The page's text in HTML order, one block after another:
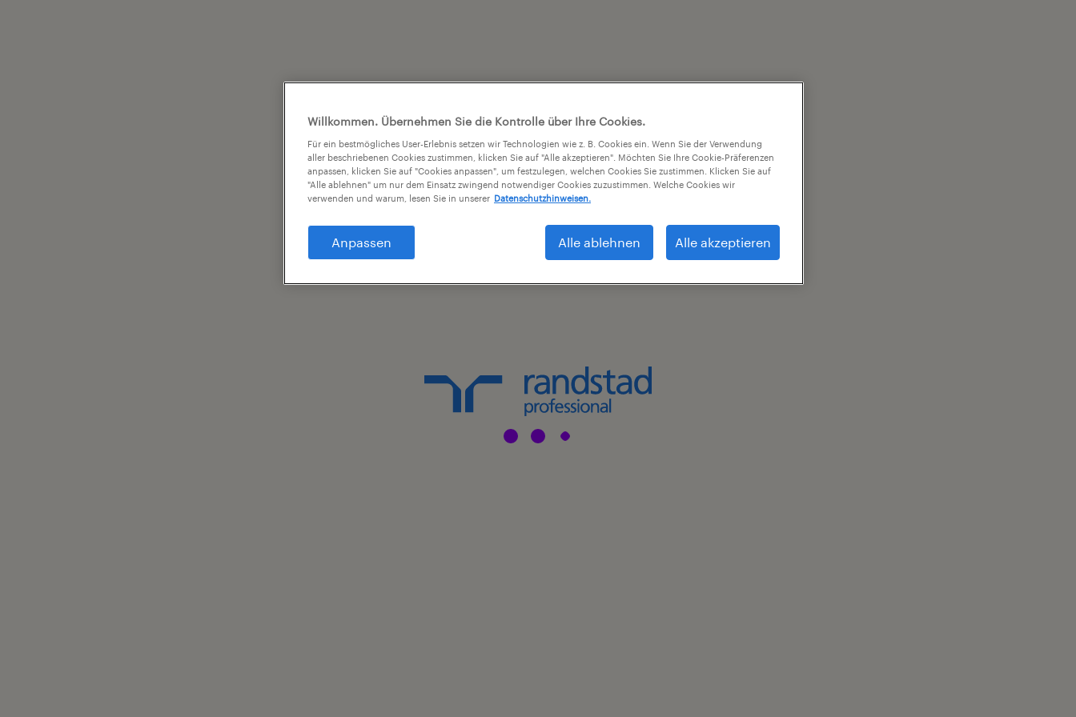
Willkommen. Übernehmen Sie die Kontrolle über Ihre Cookies.
Für ein bestmögliches User-Erlebnis setzen wir Technologien wie z. B. Cookies ein. Wenn Sie der Verwendung
aller beschriebenen Cookies zustimmen, klicken Sie auf "Alle akzeptieren". Möchten Sie Ihre Cookie-Präferenzen
anpassen, klicken Sie auf "Cookies anpassen", um festzulegen, welchen Cookies Sie zustimmen. Klicken Sie auf
"Alle ablehnen" um nur dem Einsatz zwingend notwendiger Cookies zuzustimmen. Welche Cookies wir
verwenden und warum, lesen Sie in unserer Datenschutzhinweisen.
Anpassen Alle ablehnen Alle akzeptieren